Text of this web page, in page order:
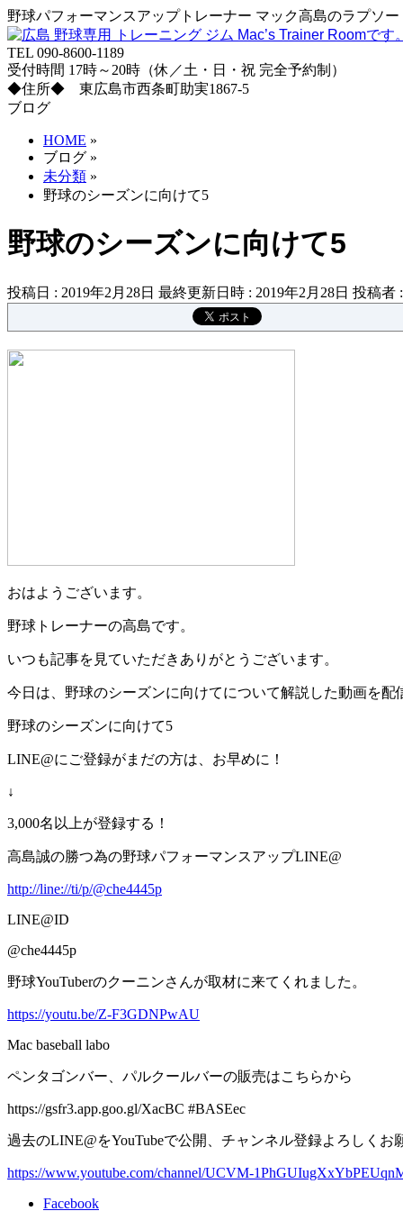
野球パフォーマンスアップトレーナー マック高島のラプソ
TEL 090-8600-1189
受付時間 17時～20時（休／土・日・祝 完全予約制）
◆住所◆ 東広島市西条町助実1867-5
ブログ
HOME »
ブログ »
未分類 »
野球のシーズンに向けて5
野球のシーズンに向けて5
投稿日 : 2019年2月28日 最終更新日時 : 2019年2月28日 投稿者 :
おはようございます。
野球トレーナーの高島です。
いつも記事を見ていただきありがとうございます。
今日は、野球のシーズンに向けてについて解説した動画を配
野球のシーズンに向けて5
LINE@にご登録がまだの方は、お早めに！
↓
3,000名以上が登録する！
高島誠の勝つ為の野球パフォーマンスアップLINE@
http://line://ti/p/@che4445p
LINE@ID
@che4445p
野球YouTuberのクーニンさんが取材に来てくれました。
https://youtu.be/Z-F3GDNPwAU
Mac baseball labo
ペンタゴンバー、パルクールバーの販売はこちらから
https://gsfr3.app.goo.gl/XacBC #BASEec
過去のLINE@をYouTubeで公開、チャンネル登録よろしくお
https://www.youtube.com/channel/UCVM-
Facebook